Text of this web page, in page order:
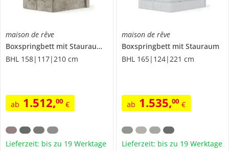
maison de rêve
Boxspringbett mit Stauraum
Passion
BHL 158|117|210 cm
ab 1.512,00 €
Lieferzeit: bis zu 19 Werktage
maison de rêve
Boxspringbett mit Stauraum
BHL 165|124|221 cm
ab 1.535,00 €
Lieferzeit: bis zu 19 Werktage